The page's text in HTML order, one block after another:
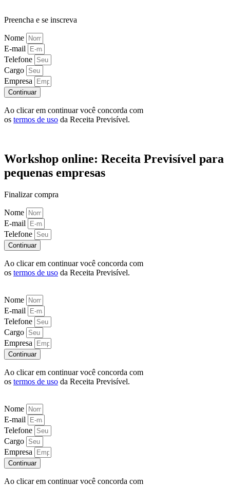
Preencha e se inscreva
Nome
E-mail
Telefone
Cargo
Empresa
Continuar
Ao clicar em continuar você concorda com
os termos de uso da Receita Previsível.
Workshop online: Receita Previsível para
pequenas empresas
Finalizar compra
Nome
E-mail
Telefone
Continuar
Ao clicar em continuar você concorda com
os termos de uso da Receita Previsível.
Nome
E-mail
Telefone
Cargo
Empresa
Continuar
Ao clicar em continuar você concorda com
os termos de uso da Receita Previsível.
Nome
E-mail
Telefone
Cargo
Empresa
Continuar
Ao clicar em continuar você concorda com